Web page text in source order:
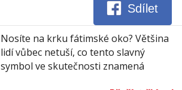
Sdílet
Nosíte na krku fátimské oko? Většina
lidí vůbec netuší, co tento slavný
symbol ve skutečnosti znamená